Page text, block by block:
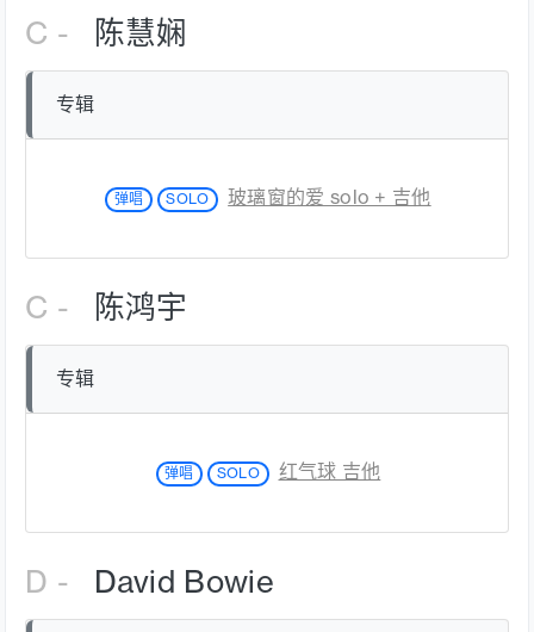
C - 陈慧娴
专辑
弹唱 SOLO 玻璃窗的爱 solo + 吉他
C - 陈鸿宇
专辑
弹唱 SOLO 红气球 吉他
D - David Bowie